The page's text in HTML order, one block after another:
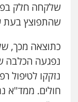
שלקחה חלק
שהתפוצץ בעת
כתוצאה מכך,
נפגעה הכלבה
נזקקו לטיפול
חולים. ממד"א